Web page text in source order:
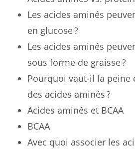
Les acides aminés
en glucose ?
Les acides aminés
sous forme de graisse ?
Pourquoi vaut-il la peine
des acides aminés ?
Acides aminés et BCAA
BCAA
Avec quoi associer les